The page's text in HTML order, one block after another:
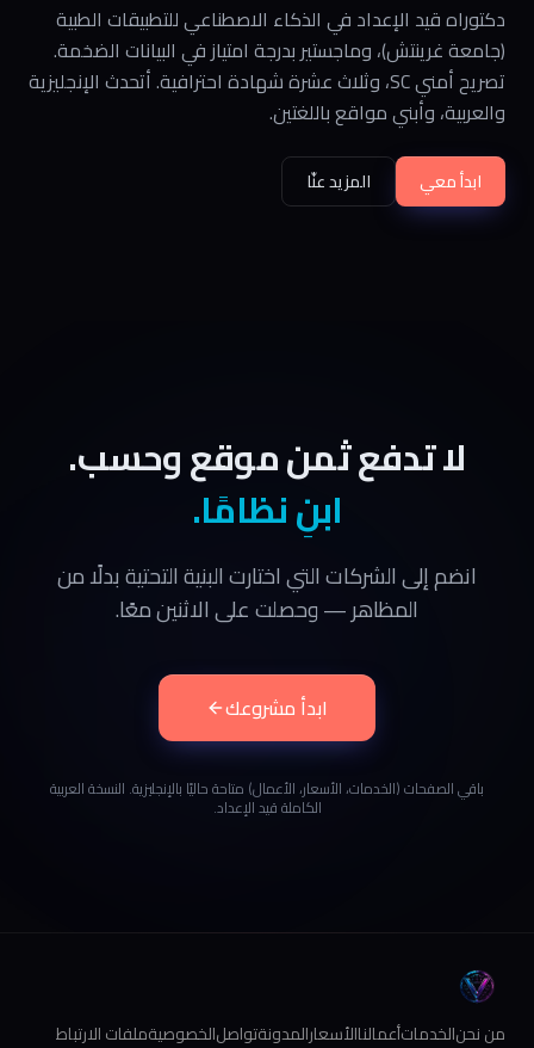
دكتوراه قيد الإعداد في الذكاء الاصطناعي للتطبيقات الطبية
(جامعة غرينتش)، وماجستير بدرجة امتياز في البيانات الضخمة.
تصريح أمني SC، وثلاث عشرة شهادة احترافية. أتحدث الإنجليزية
والعربية، وأبني مواقع باللغتين.
ابدأ معي المزيد عنّا
لا تدفع ثمن موقع وحسب.
ابنِ نظامًا.
انضم إلى الشركات التي اختارت البنية التحتية بدلًا من
المظاهر — وحصلت على الاثنين معًا.
ابدأ مشروعك
باقي الصفحات (الخدمات، الأسعار، الأعمال) متاحة حاليًا بالإنجليزية. النسخة العربية
الكاملة قيد الإعداد.
من نحنالخدماتأعمالناالأسعارالمدونةتواصلالخصوصيةملفات الارتباط